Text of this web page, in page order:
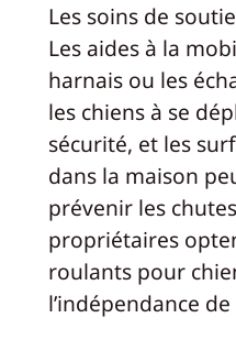
Les soins de
Les aides à la
harnais ou les
les chiens à se
sécurité, et les
dans la maison
prévenir les
propriétaires
roulants pour
l’indépendance